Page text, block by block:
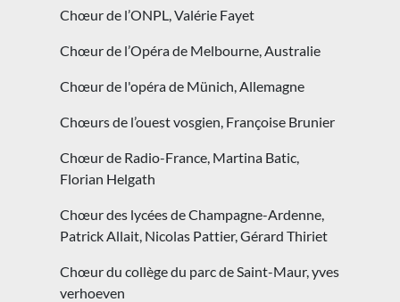
Chœur de l’ONPL, Valérie Fayet
Chœur de l’Opéra de Melbourne, Australie
Chœur de l'opéra de Münich, Allemagne
Chœurs de l’ouest vosgien, Françoise Brunier
Chœur de Radio-France, Martina Batic,
Florian Helgath
Chœur des lycées de Champagne-Ardenne,
Patrick Allait, Nicolas Pattier, Gérard Thiriet
Chœur du collège du parc de Saint-Maur, yves
verhoeven